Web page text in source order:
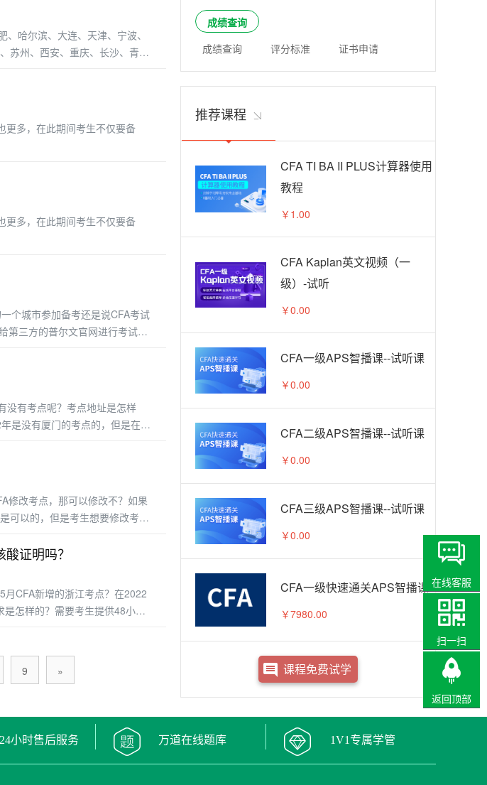
哈尔滨、大连、天津、宁波、
苏州、西安、重庆、长沙、青
更多，在此期间考生不仅要备
更多，在此期间考生不仅要备
个城市参加备考还是说CFA考试
第三方的普尔文官网进行考试安
机考考点所在城市包括：北
没有考点呢？考点地址是怎样
是没有厦门的考点的，但是在
生准备了CFA备考资料，有需
修改考点，那可以修改不？如果
可以的，但是考生想要修改考点
在没有满员的情况下才能预约
证明吗？
CFA新增的浙江考点？在2022
怎样的？需要考生提供48小时
9 »
成绩查询
成绩查询
评分标准 证书申请
推荐课程
CFA TI BA II PLUS计算器使用
教程
￥1.00
CFA Kaplan英文视频（一
级）-试听
￥0.00
CFA一级APS智播课--试听课
￥0.00
CFA二级APS智播课--试听课
￥0.00
CFA三级APS智播课--试听课
￥0.00
CFA一级快速通关APS智播课
￥7980.00
课程免费试学
小时售后服务 万道在线题库 1V1专属学管
在线客服
扫一扫
返回顶部